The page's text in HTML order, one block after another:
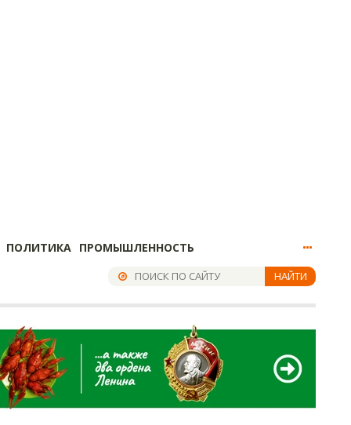
ПОЛИТИКА ПРОМЫШЛЕННОСТЬ
НАЙТИ